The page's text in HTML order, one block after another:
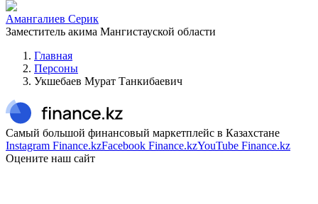
Амангалиев Серик
Заместитель акима Мангистауской области
Главная
Персоны
Укшебаев Мурат Танкибаевич
Самый большой финансовый маркетплейс в Казахстане
Instagram Finance.kzFacebook Finance.kzYouTube Finance.kz
Оцените наш сайт